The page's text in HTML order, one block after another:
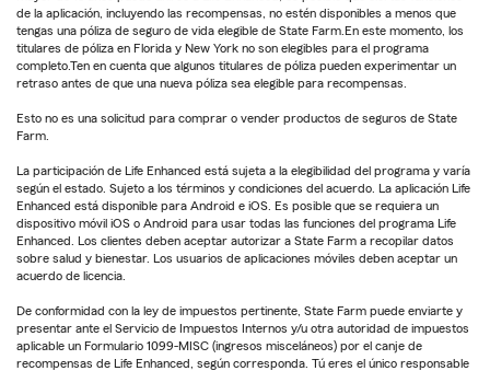
de la aplicación, incluyendo las recompensas, no estén disponibles a menos que
tengas una póliza de seguro de vida elegible de State Farm.En este momento, los
titulares de póliza en Florida y New York no son elegibles para el programa
completo.Ten en cuenta que algunos titulares de póliza pueden experimentar un
retraso antes de que una nueva póliza sea elegible para recompensas.
Esto no es una solicitud para comprar o vender productos de seguros de State
Farm.
La participación de Life Enhanced está sujeta a la elegibilidad del programa y varía
según el estado. Sujeto a los términos y condiciones del acuerdo. La aplicación Life
Enhanced está disponible para Android e iOS. Es posible que se requiera un
dispositivo móvil iOS o Android para usar todas las funciones del programa Life
Enhanced. Los clientes deben aceptar autorizar a State Farm a recopilar datos
sobre salud y bienestar. Los usuarios de aplicaciones móviles deben aceptar un
acuerdo de licencia.
De conformidad con la ley de impuestos pertinente, State Farm puede enviarte y
presentar ante el Servicio de Impuestos Internos y/u otra autoridad de impuestos
aplicable un Formulario 1099-MISC (ingresos misceláneos) por el canje de
recompensas de Life Enhanced, según corresponda. Tú eres el único responsable